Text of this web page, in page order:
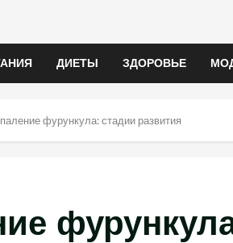
ДИЕТЫ ЗДОРОВЬЕ
фурункула: стадии развития